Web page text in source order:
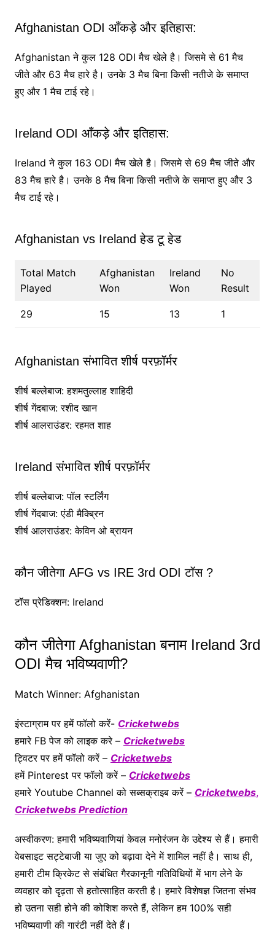
Afghanistan ODI आँकड़े और इतिहास:
Afghanistan ने कुल 128 ODI मैच खेले है। जिसमे से 61 मैच
जीते और 63 मैच हारे है। उनके 3 मैच बिना किसी नतीजे के समाप्त
हुए और 1 मैच टाई रहे।
Ireland ODI आँकड़े और इतिहास:
Ireland ने कुल 163 ODI मैच खेले है। जिसमे से 69 मैच जीते और
83 मैच हारे है। उनके 8 मैच बिना किसी नतीजे के समाप्त हुए और 3
मैच टाई रहे।
Afghanistan vs Ireland हेड टू हेड
Total Match
Played
Afghanistan
Won
Ireland
Won
No
Result
29 15 13 1
Afghanistan संभावित शीर्ष परफ़ॉर्मर
शीर्ष बल्लेबाज: हशमतुल्लाह शाहिदी
शीर्ष गेंदबाज: रशीद खान
शीर्ष आलराउंडर: रहमत शाह
Ireland संभावित शीर्ष परफ़ॉर्मर
शीर्ष बल्लेबाज: पॉल स्टर्लिंग
शीर्ष गेंदबाज: एंडी मैक्ब्रिन
शीर्ष आलराउंडर: केविन ओ ब्रायन
कौन जीतेगा AFG vs IRE 3rd ODI टॉस ?
टॉस प्रेडिक्शन: Ireland
कौन जीतेगा Afghanistan बनाम Ireland 3rd
ODI मैच भविष्यवाणी?
Match Winner: Afghanistan
इंस्टाग्राम पर हमें फॉलो करें- Cricketwebs
हमारे FB पेज को लाइक करे – Cricketwebs
ट्विटर पर हमें फॉलो करें – Cricketwebs
हमें Pinterest पर फॉलो करें – Cricketwebs
हमारे Youtube Channel को सब्सक्राइब करें – Cricketwebs,
Cricketwebs Prediction
अस्वीकरण: हमारी भविष्यवाणियां केवल मनोरंजन के उद्देश्य से हैं। हमारी
वेबसाइट सट्टेबाजी या जुए को बढ़ावा देने में शामिल नहीं है। साथ ही,
हमारी टीम क्रिकेट से संबंधित गैरकानूनी गतिविधियों में भाग लेने के
व्यवहार को दृढ़ता से हतोत्साहित करती है। हमारे विशेषज्ञ जितना संभव
हो उतना सही होने की कोशिश करते हैं, लेकिन हम 100% सही
भविष्यवाणी की गारंटी नहीं देते हैं।